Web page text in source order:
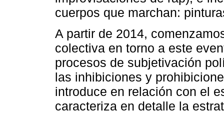
cuerpos que marchan:
A partir de 2014,
colectiva en torno a este
procesos de subjetivación
las inhibiciones y
introduce en relación con el
caracteriza en detalle la